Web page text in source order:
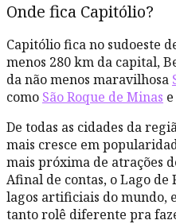
Onde fica Capitólio?
Capitólio fica no sudoeste
menos 280 km da capital,
da não menos maravilhosa
como São Roque de Minas e
De todas as cidades da
mais cresce em
mais próxima de atrações
Afinal de contas, o Lago de
lagos artificiais do mundo,
tanto rolê diferente pra